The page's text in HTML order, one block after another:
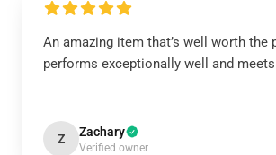
An amazing item that’s well worth the
performs exceptionally well and
Z Zachary
Verified owner